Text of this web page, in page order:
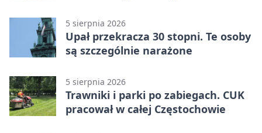
5 sierpnia 2026
Upał przekracza 30 stopni. Te osoby
są szczególnie narażone
5 sierpnia 2026
Trawniki i parki po zabiegach. CUK
pracował w całej Częstochowie